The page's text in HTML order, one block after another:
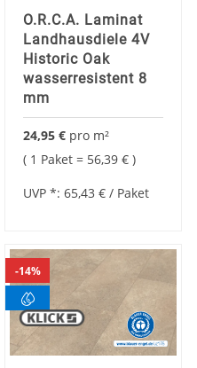
O.R.C.A. Laminat
Landhausdiele 4V
Historic Oak
wasserresistent 8
mm
24,95 € pro m²
1 Paket = 56,39 €
UVP *: 65,43 € / Paket
14%